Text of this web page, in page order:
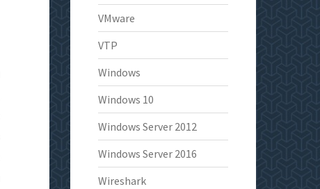
VMware
VTP
Windows
Windows 10
Windows Server 2012
Windows Server 2016
Wireshark